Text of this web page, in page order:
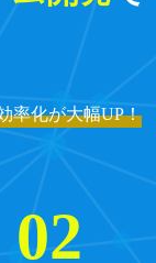
率化が大幅UP！